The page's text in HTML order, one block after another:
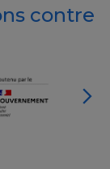
contre